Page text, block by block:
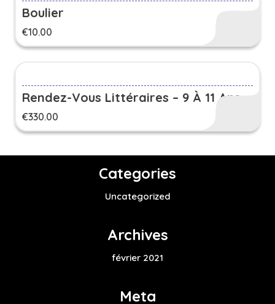
Boulier
€10.00
Rendez-Vous Littéraires – 9 À 11 Ans
€330.00
Categories
Uncategorized
Archives
février 2021
Meta